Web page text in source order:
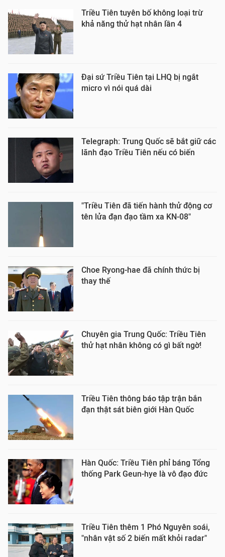
Triều Tiên tuyên bố không loại trừ
khả năng thử hạt nhân lần 4
Đại sứ Triều Tiên tại LHQ bị ngắt
micro vì nói quá dài
Telegraph: Trung Quốc sẽ bắt giữ các
lãnh đạo Triều Tiên nếu có biến
"Triều Tiên đã tiến hành thử động cơ
tên lửa đạn đạo tầm xa KN-08"
Choe Ryong-hae đã chính thức bị
thay thế
Chuyên gia Trung Quốc: Triều Tiên
thử hạt nhân không có gì bất ngờ!
Triều Tiên thông báo tập trận bắn
đạn thật sát biên giới Hàn Quốc
Hàn Quốc: Triều Tiên phỉ báng Tổng
thống Park Geun-hye là vô đạo đức
Triều Tiên thêm 1 Phó Nguyên soái,
"nhân vật số 2 biến mất khỏi radar"